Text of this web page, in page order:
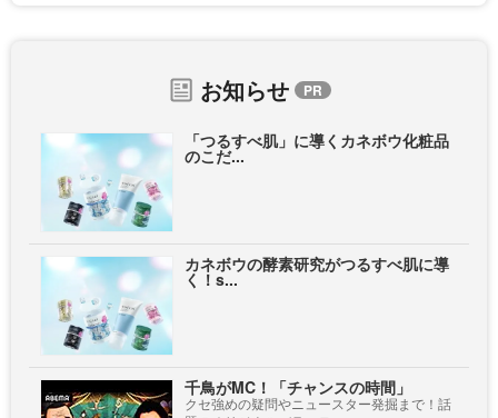
お知らせ
「つるすべ肌」に導くカネボウ化粧品
のこだ...
カネボウの酵素研究がつるすべ肌に導
く！s...
千鳥がMC！「チャンスの時間」
クセ強めの疑問やニュースター発掘まで！話